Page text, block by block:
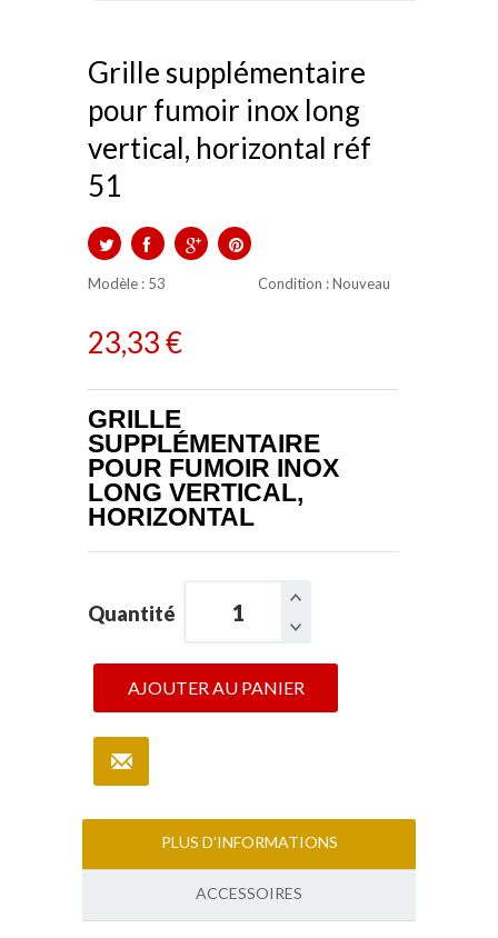
Grille supplémentaire
pour fumoir inox long
vertical, horizontal réf
51
Modèle : 53 Condition : Nouveau
23,33 €
GRILLE
SUPPLÉMENTAIRE
POUR FUMOIR INOX
LONG VERTICAL,
HORIZONTAL
Quantité
AJOUTER AU PANIER
PLUS D'INFORMATIONS
ACCESSOIRES